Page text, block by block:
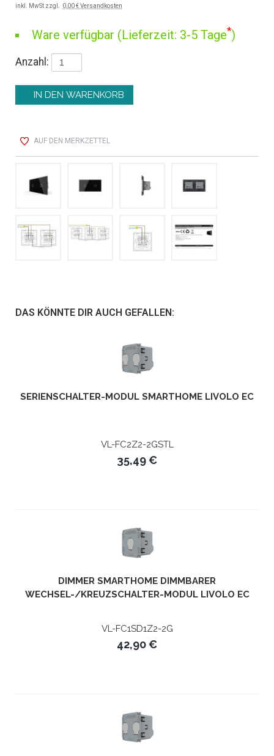
inkl. MwSt zzgl. 0,00 € Versandkosten
Ware verfügbar (Lieferzeit: 3-5 Tage*)
Anzahl:
AUF DEN MERKZETTEL
DAS KÖNNTE DIR AUCH GEFALLEN:
SERIENSCHALTER-MODUL SMARTHOME LIVOLO EC
VL-FC2Z2-2GSTL
35,49 €
DIMMER SMARTHOME DIMMBARER
WECHSEL-/KREUZSCHALTER-MODUL LIVOLO EC
VL-FC1SD1Z2-2G
42,90 €